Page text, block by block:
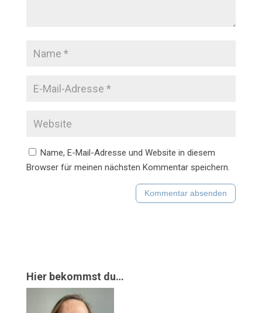
Name, E-Mail-Adresse und Website in diesem
Browser für meinen nächsten Kommentar speichern.
Hier bekommst du…